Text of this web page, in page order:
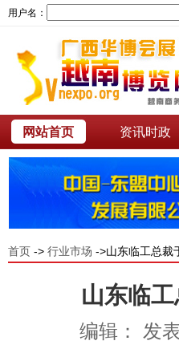
用户名：
网站首页 资讯时政
首页 -> 行业市场 ->山东临工总裁
山东临
编辑： 发